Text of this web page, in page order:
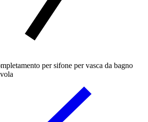
per sifone per vasca da bagno